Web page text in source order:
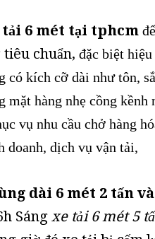
6 mét tại tphcm
chuẩn, đặc biệt
có kích cỡ dài như tôn,
mặt hàng nhẹ cồng
vụ nhu cầu chở hàng
doanh, dịch vụ vận tải,
dài 6 mét 2 tấn
Sáng xe tải 6 mét 5